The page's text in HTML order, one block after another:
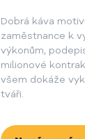
Dobrá káva
zaměstnance k
výkonům,
milionové
všem dokáže
tváři.